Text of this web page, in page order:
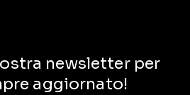
newsletter per
aggiornato!